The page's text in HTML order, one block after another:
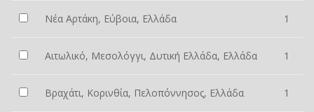
Νέα Αρτάκη, Εύβοια, Ελλάδα 1
Αιτωλικό, Μεσολόγγι, Δυτική Ελλάδα, Ελλάδα 1
Βραχάτι, Κορινθία, Πελοπόννησος, Ελλάδα 1